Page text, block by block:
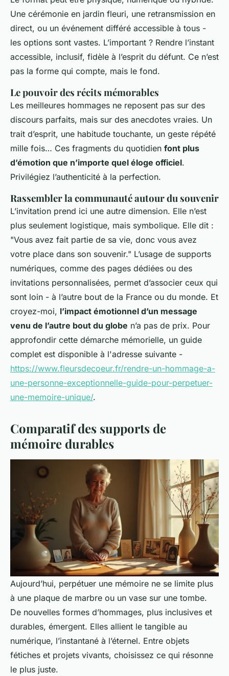
Une cérémonie en jardin fleuri, une retransmission en
direct, ou un événement différé accessible à tous -
les options sont vastes. L’important ? Rendre l’instant
accessible, inclusif, fidèle à l’esprit du défunt. Ce n’est
pas la forme qui compte, mais le fond.
Le pouvoir des récits mémorables
Les meilleures hommages ne reposent pas sur des
discours parfaits, mais sur des anecdotes vraies. Un
trait d’esprit, une habitude touchante, un geste répété
mille fois… Ces fragments du quotidien font plus
d’émotion que n’importe quel éloge officiel.
Privilégiez l’authenticité à la perfection.
Rassembler la communauté autour du souvenir
L’invitation prend ici une autre dimension. Elle n’est
plus seulement logistique, mais symbolique. Elle dit :
"Vous avez fait partie de sa vie, donc vous avez
votre place dans son souvenir." L’usage de supports
numériques, comme des pages dédiées ou des
invitations personnalisées, permet d’associer ceux qui
sont loin - à l’autre bout de la France ou du monde. Et
croyez-moi, l’impact émotionnel d’un message
venu de l’autre bout du globe n’a pas de prix. Pour
approfondir cette démarche mémorielle, un guide
complet est disponible à l'adresse suivante -
https://www.fleursdecoeur.fr/rendre-un-hommage-a-
une-personne-exceptionnelle-guide-pour-perpetuer-
une-memoire-unique/.
Comparatif des supports de
mémoire durables
Aujourd’hui, perpétuer une mémoire ne se limite plus
à une plaque de marbre ou un vase sur une tombe.
De nouvelles formes d’hommages, plus inclusives et
durables, émergent. Elles allient le tangible au
numérique, l’instantané à l’éternel. Entre objets
fétiches et projets vivants, choisissez ce qui résonne
le plus juste.